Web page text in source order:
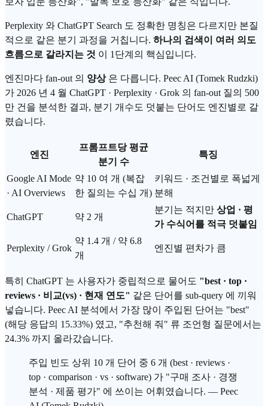
Perplexity 와 ChatGPT Search 도 정확한 명칭은 다르지만 본질
적으로 같은 분기 과정을 거칩니다. 하나의 검색이 여러 의도
흐름으로 갈라지는 것 이 1단계의 핵심입니다.
엔진마다 fan-out 의 양상은 다릅니다. Peec AI (Tomek Rudzki)
가 2026 년 4 월 ChatGPT · Perplexity · Grok 의 fan-out 질의 500
만 건을 분석한 결과, 분기 개수도 덧붙는 단어도 엔진별로 갈
렸습니다.
엔진
프롬프트당 평균
분기 수
특징
Google AI Mode
· AI Overviews
약 10 여 개 (복잡
한 질의는 수십 개)
키워드 · 조건별로 폭넓게
분해
ChatGPT 약 2 개
분기는 적지만 상업 · 평
가 수식어를 적극 덧붙임
Perplexity / Grok
약 1.4 개 / 약 6.8
개
엔진별 편차가 큼
특히 ChatGPT 는 사용자가 중립적으로 물어도 "best · top ·
reviews · 비교(vs) · 현재 연도" 같은 단어를 sub-query 에 끼워
넣습니다. Peec AI 분석에서 가장 많이 주입된 단어는 "best"
(해당 응답의 15.33%) 였고, "추천해 줘" 류 조언형 질문에서는
24.3% 까지 올라갔습니다.
주입 빈도 상위 10 개 단어 중 6 개 (best · reviews ·
top · comparison · vs · software) 가 "구매 조사 · 경쟁
분석 · 제품 평가" 에 쓰이는 어휘였습니다. — Peec